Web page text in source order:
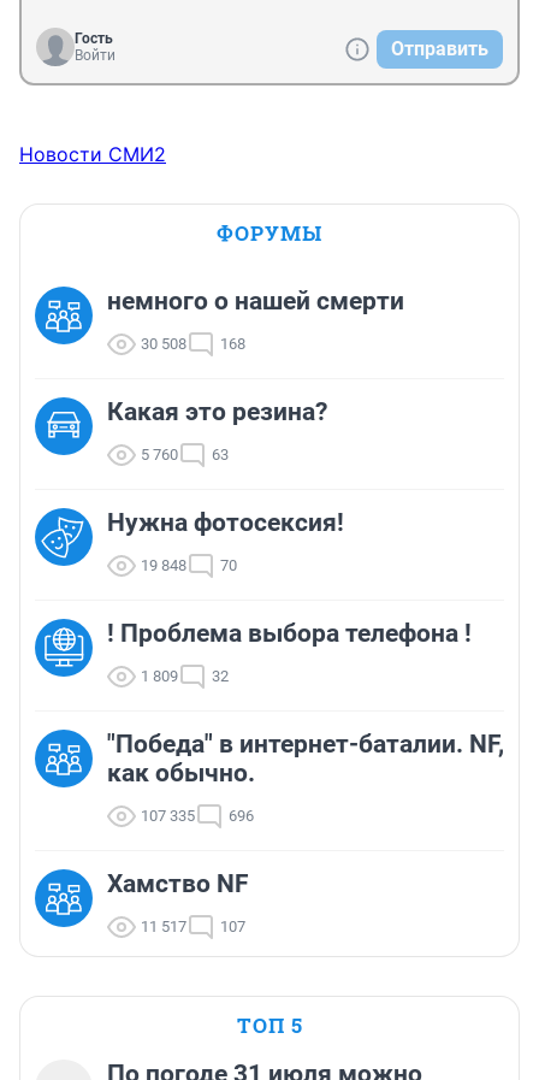
Гость
Войти
Отправить
Новости СМИ2
ФОРУМЫ
немного о нашей смерти
30 508 168
Какая это резина?
5 760 63
Нужна фотосексия!
19 848 70
! Проблема выбора телефона !
1 809 32
"Победа" в интернет-баталии. NF,
как обычно.
107 335 696
Хамство NF
11 517 107
ТОП 5
По погоде 31 июля можно